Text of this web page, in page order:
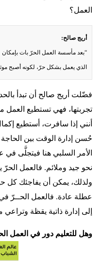
العمل؟
أريج صالح:
“بعد مأسسة العمل الحرّ بات
الذي يعمل بشكل حرّ، لكونه أصبح
فضّلت أريج صالح أن تبدأ
تجربتها، فهي تستطيع
أنني إذا سافرت، أستطيع
حُسن إدارة الوقت بين الحاجة
الأمر السلبي هنا فيتجلَّى
نحو جيد وملائم. فالعمل
ولذلك، يمكن أن يفاجئك كل
عطلة عادة. فالعمل الحــرّ
إلى إدارة ذاتية يقظة
وهل للتعليم دور في العمل